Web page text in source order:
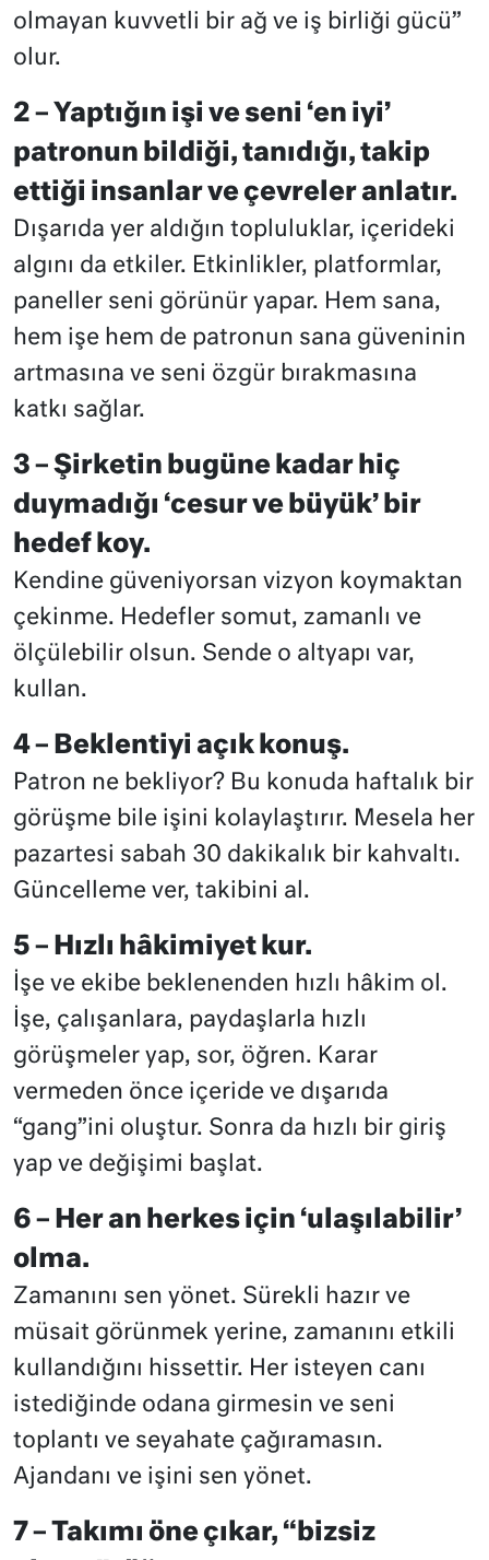
olmayan kuvvetli bir ağ ve iş birliği gücü”
olur.
2 – Yaptığın işi ve seni ‘en iyi’
patronun bildiği, tanıdığı, takip
ettiği insanlar ve çevreler anlatır.
Dışarıda yer aldığın topluluklar, içerideki
algını da etkiler. Etkinlikler, platformlar,
paneller seni görünür yapar. Hem sana,
hem işe hem de patronun sana güveninin
artmasına ve seni özgür bırakmasına
katkı sağlar.
3 – Şirketin bugüne kadar hiç
duymadığı ‘cesur ve büyük’ bir
hedef koy.
Kendine güveniyorsan vizyon koymaktan
çekinme. Hedefler somut, zamanlı ve
ölçülebilir olsun. Sende o altyapı var,
kullan.
4 – Beklentiyi açık konuş.
Patron ne bekliyor? Bu konuda haftalık bir
görüşme bile işini kolaylaştırır. Mesela her
pazartesi sabah 30 dakikalık bir kahvaltı.
Güncelleme ver, takibini al.
5 – Hızlı hâkimiyet kur.
İşe ve ekibe beklenenden hızlı hâkim ol.
İşe, çalışanlara, paydaşlarla hızlı
görüşmeler yap, sor, öğren. Karar
vermeden önce içeride ve dışarıda
“gang”ini oluştur. Sonra da hızlı bir giriş
yap ve değişimi başlat.
6 – Her an herkes için ‘ulaşılabilir’
olma.
Zamanını sen yönet. Sürekli hazır ve
müsait görünmek yerine, zamanını etkili
kullandığını hissettir. Her isteyen canı
istediğinde odana girmesin ve seni
toplantı ve seyahate çağıramasın.
Ajandanı ve işini sen yönet.
7 – Takımı öne çıkar, “bizsiz